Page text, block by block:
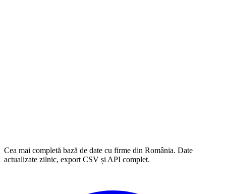
Cea mai completă bază de date cu firme din România. Date
actualizate zilnic, export CSV și API complet.